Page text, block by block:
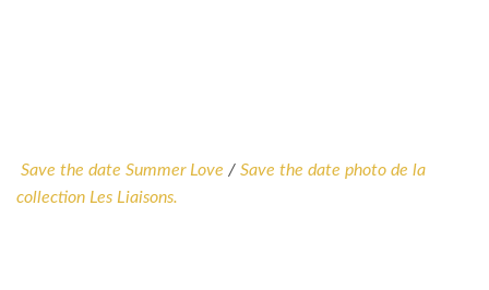
Save the date Summer Love / Save the date photo de la
collection Les Liaisons.